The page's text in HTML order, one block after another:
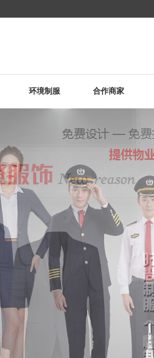
环境制服 合作商家